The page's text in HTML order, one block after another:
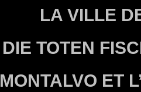
LA VILLE
DIE TOTEN
MONTALVO ET